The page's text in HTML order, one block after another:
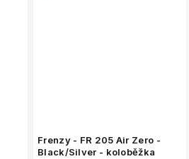
Frenzy - FR 205 Air Zero -
Black/Silver - koloběžka